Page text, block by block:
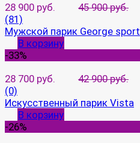
28 900 руб.
45 900 руб.
(81)
Мужской парик George sport
В корзину
-33%
28 700 руб.
42 900 руб.
(0)
Искусственный парик Vista
В корзину
-26%